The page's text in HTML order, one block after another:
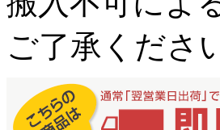
ご了承くださ